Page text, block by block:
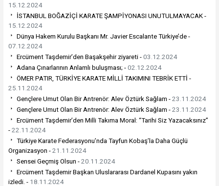
15.12.2024
İSTANBUL BOĞAZİÇİ KARATE ŞAMPİYONASI UNUTULMAYACAK -
15.12.2024
Dünya Hakem Kurulu Başkanı Mr. Javier Escalante Türkiye’de -
07.12.2024
Ercüment Taşdemir’den Başakşehir ziyareti -03.12.2024
Adana Çınarlarının Anlamlı buluşması; -02.12.2024
ÖMER PATIR, TÜRKİYE KARATE MİLLİ TAKIMINI TEBRİK ETTİ -
25.11.2024
Gençlere Umut Olan Bir Antrenör: Alev Öztürk Sağlam -23.11.2024
Gençlere Umut Olan Bir Antrenör: Alev Öztürk Sağlam -23.11.2024
Ercüment Taşdemir’den Milli Takıma Moral: “Tarihi Siz Yazacaksınız”
-22.11.2024
Türkiye Karate Federasyonu’nda Tayfun Kobaş’la Daha Güçlü
Organizasyon -21.11.2024
Sensei Geçmiş Olsun -20.11.2024
Ercüment Taşdemir Başkan Uluslararası Dardanel Kupasını yakın
izledi. - 18.11.2024